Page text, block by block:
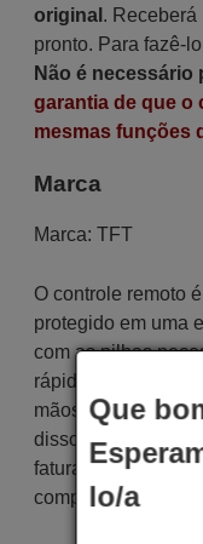
original . Receberá
pronto. Para fazê-
Não é necessário
garantia de que o
mesmas funções
Marca
Marca: TFT
O controle remoto
protegido em uma
com as pilhas
rápido e seguro,
mãos dentro do
disso, você
fatura diretamente
compra será
Que
lo/a